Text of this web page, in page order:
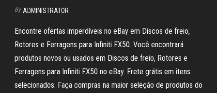
By ADMINISTRATOR
Encontre ofertas imperdíveis no eBay em Discos de freio,
Rotores e Ferragens para Infiniti FX50. Você encontrará
produtos novos ou usados em Discos de freio, Rotores e
Ferragens para Infiniti FX50 no eBay. Frete grátis em itens
selecionados. Faça compras na maior seleção de produtos do